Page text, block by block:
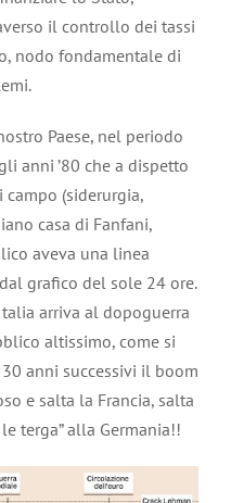
il controllo dei tassi
nodo fondamentale di
Paese, nel periodo
anni ’80 che a dispetto
(siderurgia,
casa di Fanfani,
aveva una linea
grafico del sole 24 ore.
arriva al dopoguerra
altissimo, come si
anni successivi il boom
e salta la Francia, salta
terga” alla Germania!!